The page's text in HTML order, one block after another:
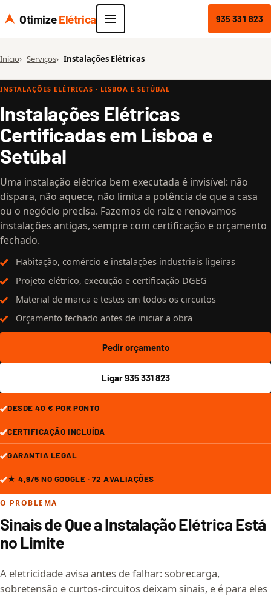
OtimizeElétrica 935 331 823
Início Serviços Instalações Elétricas
INSTALAÇÕES ELÉTRICAS · LISBOA E SETÚBAL
Instalações Elétricas
Certificadas em Lisboa e
Setúbal
Uma instalação elétrica bem executada é invisível: não
dispara, não aquece, não limita a potência de que a casa
ou o negócio precisa. Fazemos de raiz e renovamos
instalações antigas, sempre com certificação e orçamento
fechado.
Habitação, comércio e instalações industriais ligeiras
Projeto elétrico, execução e certificação DGEG
Material de marca e testes em todos os circuitos
Orçamento fechado antes de iniciar a obra
Pedir orçamento
Ligar 935 331 823
DESDE 40 € POR PONTO
CERTIFICAÇÃO INCLUÍDA
GARANTIA LEGAL
★ 4,9/5 NO GOOGLE · 72 AVALIAÇÕES
O PROBLEMA
Sinais de Que a Instalação Elétrica Está
no Limite
A eletricidade avisa antes de falhar: sobrecarga,
sobretensão e curtos-circuitos deixam sinais, e é para eles